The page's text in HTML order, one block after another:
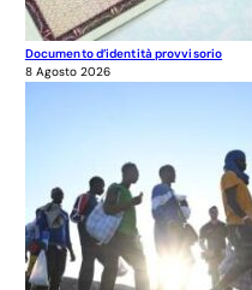
Documento d’identità provvisorio
8 Agosto 2026